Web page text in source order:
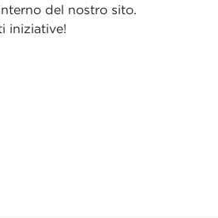
del nostro sito.
iniziative!